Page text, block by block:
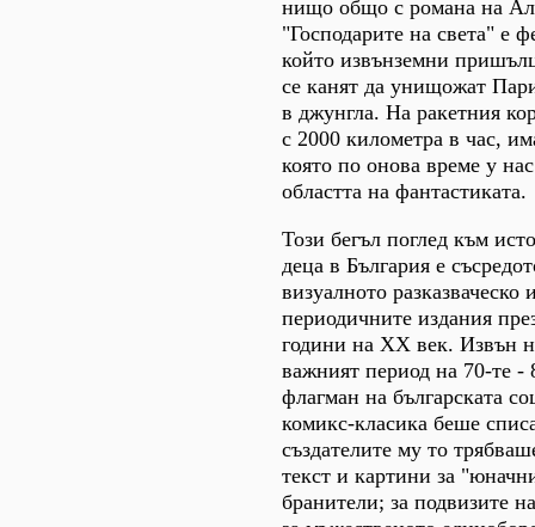
нищо общо с романа на
"Господарите на света" е
който извънземни
се канят да унищожат
в джунгла. На ракетния
с 2000 километра в час,
която по онова време у
областта на фантастиката.
Този бегъл поглед към
деца в България е
визуалното разказваческо
периодичните издания
години на ХХ век. Извън
важният период на 70-те -
флагман на българската
комикс-класика беше
създателите му то
текст и картини за
бранители; за подвизите